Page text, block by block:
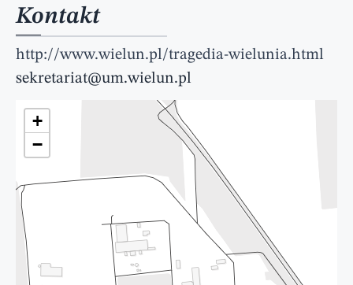
Kontakt
http://www.wielun.pl/tragedia-wielunia.html
sekretariat@um.wielun.pl
+
−